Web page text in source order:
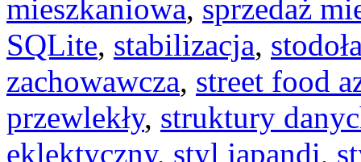
mieszkaniowa, sprzedaż
SQLite, stabilizacja,
zachowawcza, street food
przewlekły, struktury
eklektyczny, styl japandi,